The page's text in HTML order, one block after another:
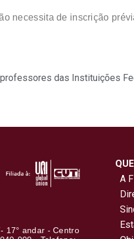
necessita de inscrição
das Instituições
17° andar - Centro
A